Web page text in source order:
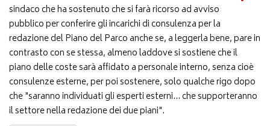
sindaco che ha sostenuto che si farà ricorso ad avviso
pubblico per conferire gli incarichi di consulenza per la
redazione del Piano del Parco anche se, a leggerla bene, pare in
contrasto con se stessa, almeno laddove si sostiene che il
piano delle coste sarà affidato a personale interno, senza cioè
consulenze esterne, per poi sostenere, solo qualche rigo dopo
che "saranno individuati gli esperti esterni... che supporteranno
il settore nella redazione dei due piani".